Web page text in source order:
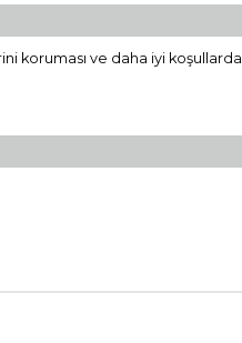
koruması ve daha iyi koşullarda